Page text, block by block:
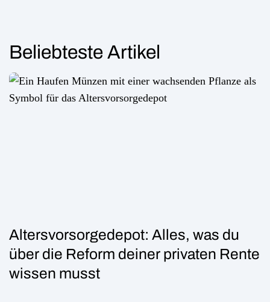
Beliebteste Artikel
Altersvorsorgedepot: Alles, was du
über die Reform deiner privaten Rente
wissen musst